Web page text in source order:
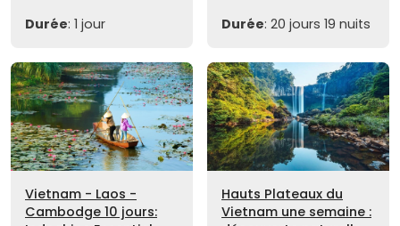
Durée: 1 jour
Durée: 20 jours 19 nuits
Vietnam - Laos -
Cambodge 10 jours:
Hauts Plateaux du
Vietnam une semaine :